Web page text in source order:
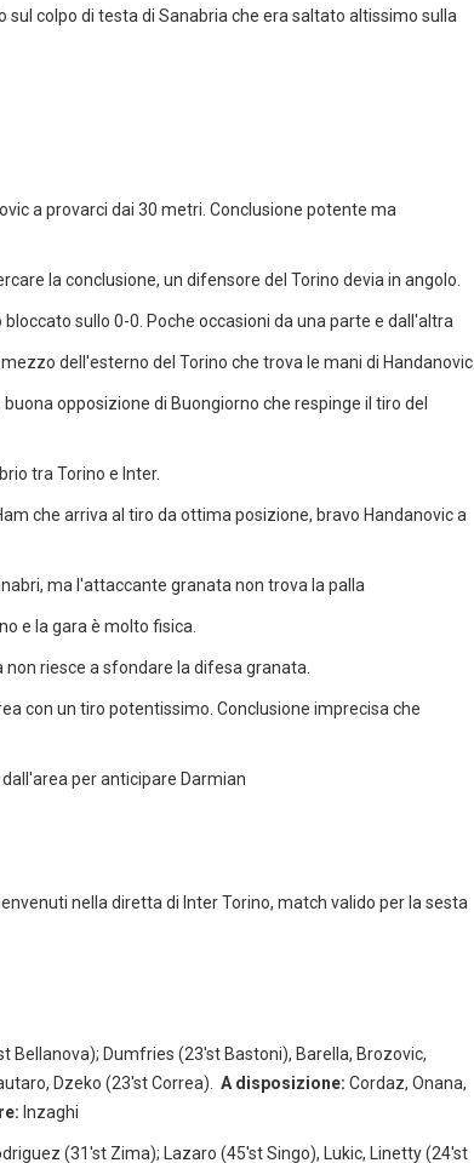
colpo di testa di Sanabria che era saltato altissimo sulla
a provarci dai 30 metri. Conclusione potente ma
la conclusione, un difensore del Torino devia in angolo.
sullo 0-0. Poche occasioni da una parte e dall'altra
dell'esterno del Torino che trova le mani di Handanovic
opposizione di Buongiorno che respinge il tiro del
tra Torino e Inter.
che arriva al tiro da ottima posizione, bravo Handanovic a
ma l'attaccante granata non trova la palla
e la gara è molto fisica.
riesce a sfondare la difesa granata.
con un tiro potentissimo. Conclusione imprecisa che
per anticipare Darmian
nella diretta di Inter Torino, match valido per la sesta
Bellanova); Dumfries (23'st Bastoni), Barella, Brozovic,
Dzeko (23'st Correa).
A disposizione: Cordaz, Onana,
Inzaghi
(31'st Zima); Lazaro (45'st Singo), Lukic, Linetty (24'st